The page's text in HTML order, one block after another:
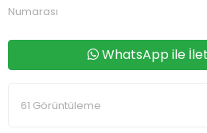
Numarası
WhatsApp ile
61 Görüntüleme